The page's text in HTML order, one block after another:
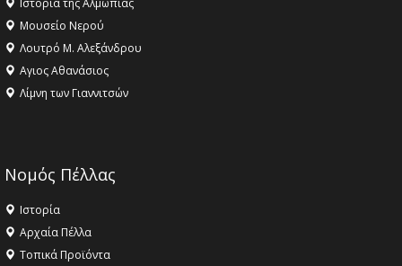
Ιστορία της Αλμωπίας
Μουσείο Νερού
Λουτρό Μ. Αλεξάνδρου
Αγιος Αθανάσιος
Λίμνη των Γιαννιτσών
Νομός Πέλλας
Ιστορία
Αρχαία Πέλλα
Τοπικά Προϊόντα